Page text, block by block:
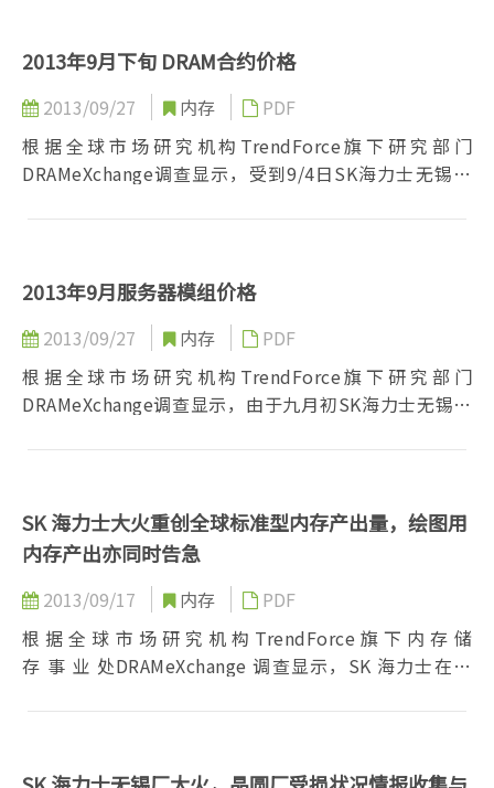
2013年9月下旬 DRAM合约价格
2013/09/27 内存
PDF
根据全球市场研究机构TrendForce旗下研究部门
DRAMeXchange调查显示，受到9/4日SK海力士无锡厂
2013年9月服务器模组价格
2013/09/27 内存
PDF
根据全球市场研究机构TrendForce旗下研究部门
DRAMeXchange调查显示，由于九月初SK海力士无锡厂
SK 海力士大火重创全球标准型内存产出量，绘图用
内存产出亦同时告急
2013/09/17 内存
PDF
根 据 全 球 市 场 研 究 机 构 TrendForce 旗 下 内 存 储
存 事 业 处DRAMeXchange 调查显示，SK 海力士在无
不轻，产能回复的状况都尚未有具体的时程更新；亦由
(9/4)当天起，现货主流颗粒 2Gb已飙涨 44.5% (以